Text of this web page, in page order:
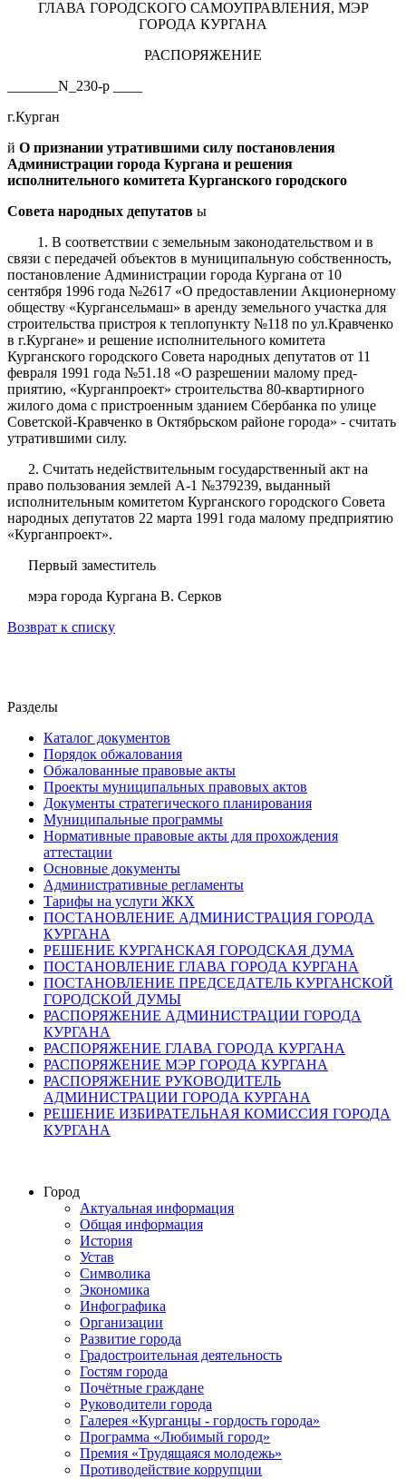
ГЛАВА ГОРОДСКОГО САМОУПРАВЛЕНИЯ, МЭР
ГОРОДА КУРГАНА
РАСПОРЯЖЕНИЕ
_______N_230-р ____
г.Курган
й О признании утратившими силу постановления
Администрации города Кургана и решения
исполнительного комитета Курганского городского
Совета народных депутатов ы
1. В соответствии с земельным законодательством и в
связи с передачей объектов в муниципальную собственность,
постановление Администрации города Кургана от 10
сентября 1996 года №2617 «О предоставлении Акцио­нерному
обществу «Кургансельмаш» в аренду земельного участка для
строительства пристроя к теплопункту №118 по ул.Кравченко
в г.Кургане» и решение исполнительного комитета
Курганского городского Совета народ­ных депутатов от 11
февраля 1991 года №51.18 «О разрешении малому пред­
приятию, «Курганпроект» строительства 80-квартирного
жилого дома с при­строенным зданием Сбербанка по улице
Советской-Кравченко в Октябрь­ском районе города» - считать
утратившими силу.
2. Считать недействительным государственный акт на
право пользования землей А-1 №379239, выданный
исполнительным комитетом Курганского городского Совета
народных депутатов 22 марта 1991 года малому предприятию
«Курганпроект».
Первый заместитель
мэра города Кургана В. Серков
Возврат к списку
Разделы
Каталог документов
Порядок обжалования
Обжалованные правовые акты
Проекты муниципальных правовых актов
Документы стратегического планирования
Муниципальные программы
Нормативные правовые акты для прохождения
аттестации
Основные документы
Административные регламенты
Тарифы на услуги ЖКХ
ПОСТАНОВЛЕНИЕ АДМИНИСТРАЦИЯ ГОРОДА
КУРГАНА
РЕШЕНИЕ КУРГАНСКАЯ ГОРОДСКАЯ ДУМА
ПОСТАНОВЛЕНИЕ ГЛАВА ГОРОДА КУРГАНА
ПОСТАНОВЛЕНИЕ ПРЕДСЕДАТЕЛЬ КУРГАНСКОЙ
ГОРОДСКОЙ ДУМЫ
РАСПОРЯЖЕНИЕ АДМИНИСТРАЦИИ ГОРОДА
КУРГАНА
РАСПОРЯЖЕНИЕ ГЛАВА ГОРОДА КУРГАНА
РАСПОРЯЖЕНИЕ МЭР ГОРОДА КУРГАНА
РАСПОРЯЖЕНИЕ РУКОВОДИТЕЛЬ
АДМИНИСТРАЦИИ ГОРОДА КУРГАНА
РЕШЕНИЕ ИЗБИРАТЕЛЬНАЯ КОМИССИЯ ГОРОДА
КУРГАНА
Город
Актуальная информация
Общая информация
История
Устав
Символика
Экономика
Инфографика
Организации
Развитие города
Градостроительная деятельность
Гостям города
Почётные граждане
Руководители города
Галерея «Курганцы - гордость города»
Программа «Любимый город»
Премия «Трудящаяся молодежь»
Противодействие коррупции